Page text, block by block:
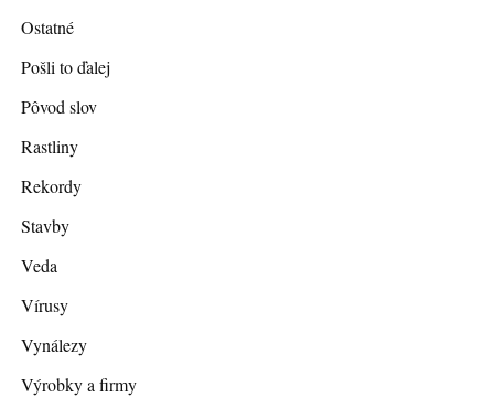
Ostatné
Pošli to ďalej
Pôvod slov
Rastliny
Rekordy
Stavby
Veda
Vírusy
Vynálezy
Výrobky a firmy